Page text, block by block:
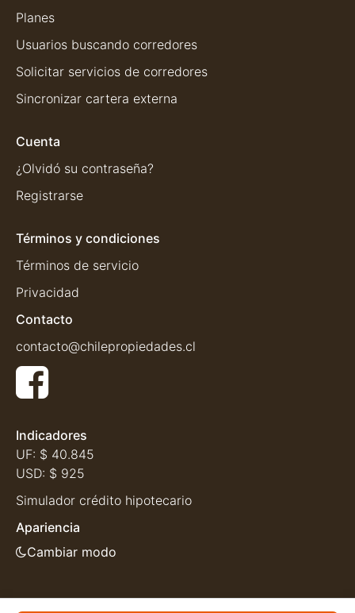
Planes
Usuarios buscando corredores
Solicitar servicios de corredores
Sincronizar cartera externa
Cuenta
¿Olvidó su contraseña?
Registrarse
Términos y condiciones
Términos de servicio
Privacidad
Contacto
contacto@chilepropiedades.cl
Indicadores
UF: $ 40.845
USD: $ 925
Simulador crédito hipotecario
Apariencia
Cambiar modo